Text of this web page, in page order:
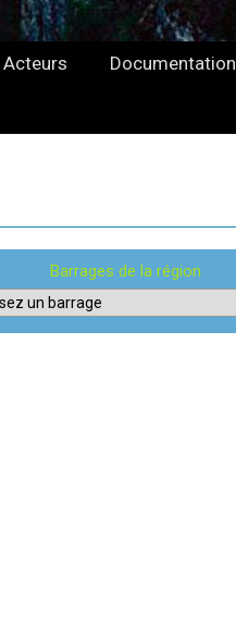
Acteurs
Documentation
Barrages de la région